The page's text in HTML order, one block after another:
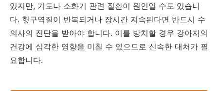
있지만, 기도나 소화기 관련 질환이 원인일 수도 있습니
다. 헛구역질이 반복되거나 장시간 지속된다면 반드시 수
의사의 진단을 받아야 합니다. 이를 방치할 경우 강아지의
건강에 심각한 영향을 미칠 수 있으므로 신속한 대처가 필
요합니다.